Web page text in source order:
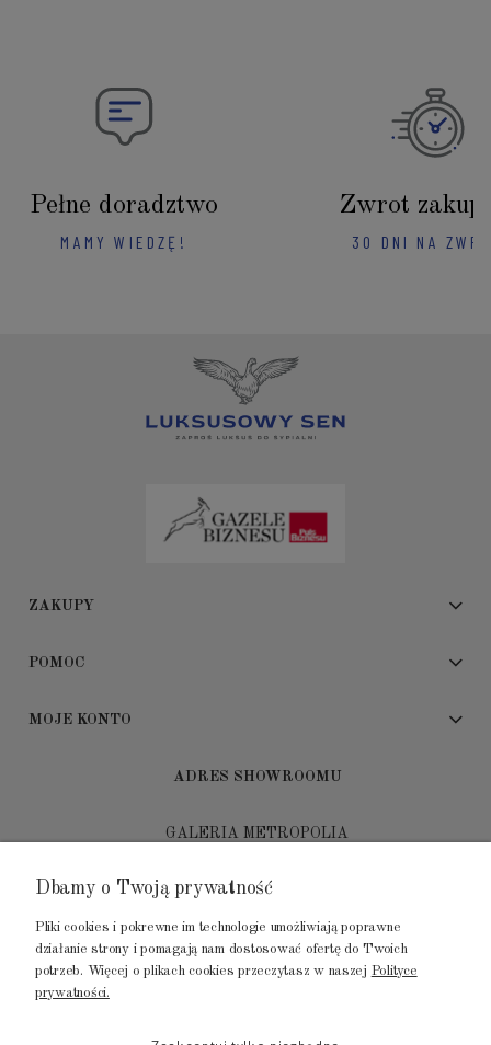
Pełne doradztwo
MAMY WIEDZĘ!
Zwrot
30 DNI NA
ZAKUPY
POMOC
MOJE KONTO
ADRES SHOWROOMU
GALERIA METROPOLIA
80-452 Gdańsk
tel.: 502 104 104
mail: biuro@luksusowysen.pl
Dbamy o Twoją prywatność
Pliki cookies i pokrewne im technologie umożliwiają poprawne
działanie strony i pomagają nam dostosować ofertę do Twoich
potrzeb. Więcej o plikach cookies przeczytasz w naszej Polityce
prywatności.